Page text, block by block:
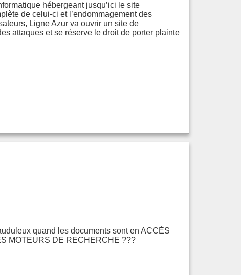
hébergeant jusqu’ici le site
de celui-ci et l’endommagement des
Ligne Azur va ouvrir un site de
attaques et se réserve le droit de porter plainte
quand les documents sont en ACCÈS
MOTEURS DE RECHERCHE ???